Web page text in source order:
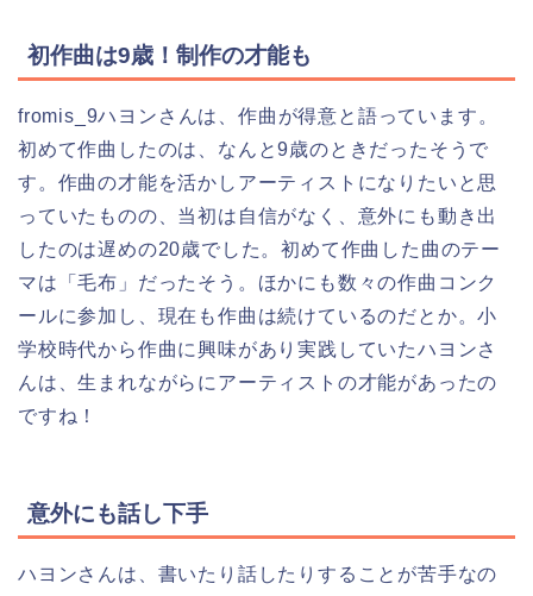
初作曲は9歳！制作の才能も
fromis_9ハヨンさんは、作曲が得意と語っています。
初めて作曲したのは、なんと9歳のときだったそうで
す。作曲の才能を活かしアーティストになりたいと思
っていたものの、当初は自信がなく、意外にも動き出
したのは遅めの20歳でした。初めて作曲した曲のテー
マは「毛布」だったそう。ほかにも数々の作曲コンク
ールに参加し、現在も作曲は続けているのだとか。小
学校時代から作曲に興味があり実践していたハヨンさ
んは、生まれながらにアーティストの才能があったの
ですね！
意外にも話し下手
ハヨンさんは、書いたり話したりすることが苦手なの